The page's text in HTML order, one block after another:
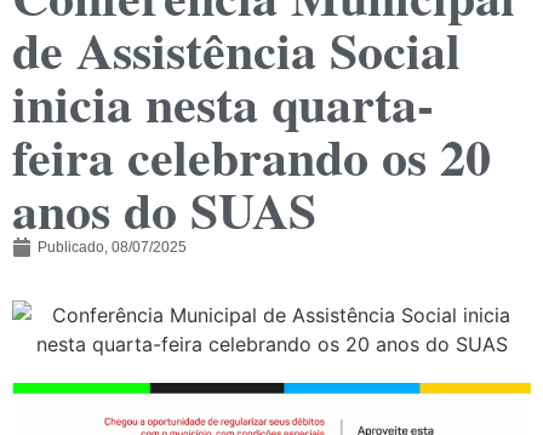
de Assistência Social
inicia nesta quarta-
feira celebrando os 20
anos do SUAS
Publicado, 08/07/2025